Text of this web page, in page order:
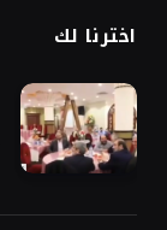
اخترنا لك